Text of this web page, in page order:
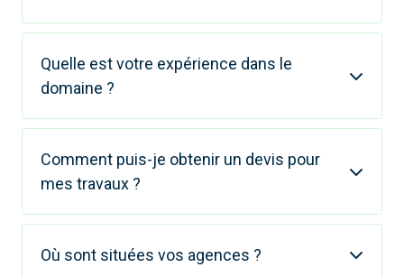
Quelle est votre expérience dans le
domaine ?
Comment puis-je obtenir un devis pour
mes travaux ?
Où sont situées vos agences ?